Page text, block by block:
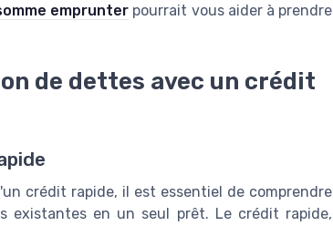
emprunter pourrait vous aider à prendre
de dettes avec un crédit
crédit rapide, il est essentiel de comprendre
existantes en un seul prêt. Le crédit rapide,